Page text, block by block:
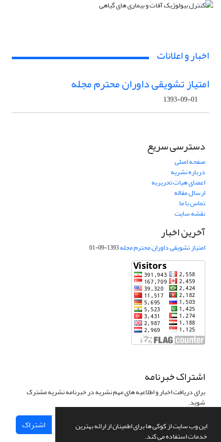
این وب سایت از کوکی ها برای اطمینان از ارائه بهترین
خدمات استفاده می کند.
اخبار و اعلانات
امتیاز تشویقی داوران محترم مجله
1393-09-01
دسترسی سریع
صفحه اصلی
درباره نشریه
اعضای هیات تحریریه
ارسال مقاله
تماس با ما
نقشه سایت
آخرین اخبار
امتیاز تشویقی داوران محترم مجله1393-09-01
اشتراک خبرنامه
برای دریافت اخبار و اطلاعیه های مهم نشریه در خبرنامه نشریه مشترک
شوید.
اشتراک